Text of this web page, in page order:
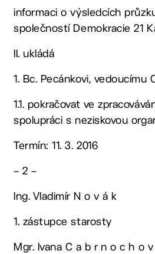
informaci o výsledcích
společností Demokracie 21
II. ukládá
1. Bc. Pecánkovi, vedoucímu
1.1. pokračovat ve
spolupráci s neziskovou
Termín: 11. 3. 2016
– 2 –
Ing. Vladimír N o v á k
1. zástupce starosty
Mgr. Ivana C a b r n o c h o